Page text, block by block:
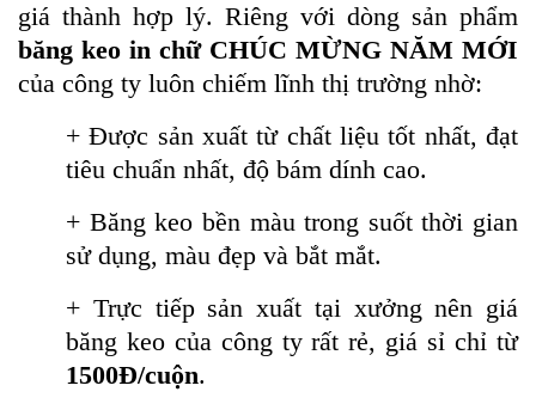
giá thành hợp lý. Riêng với dòng sản phẩm
băng keo in chữ CHÚC MỪNG NĂM MỚI
của công ty luôn chiếm lĩnh thị trường nhờ:
+ Được sản xuất từ chất liệu tốt nhất, đạt
tiêu chuẩn nhất, độ bám dính cao.
+ Băng keo bền màu trong suốt thời gian
sử dụng, màu đẹp và bắt mắt.
+ Trực tiếp sản xuất tại xưởng nên giá
băng keo của công ty rất rẻ, giá sỉ chỉ từ
1500Đ/cuộn.